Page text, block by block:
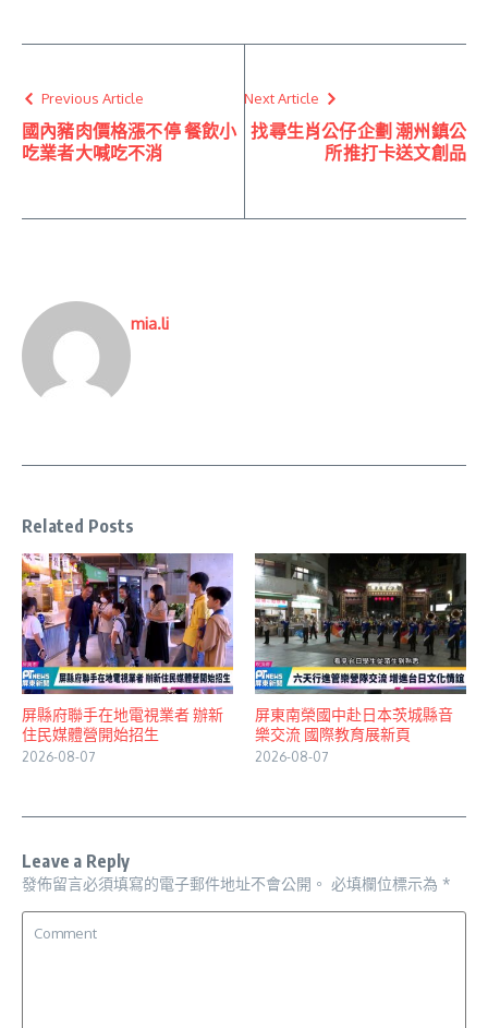
Previous Article
國內豬肉價格漲不停 餐飲小
吃業者大喊吃不消
Next Article
找尋生肖公仔企劃 潮州鎮公
所推打卡送文創品
mia.li
Related Posts
屏縣府聯手在地電視業者 辦新
住民媒體營開始招生
2026-08-07
屏東南榮國中赴日本茨城縣音
樂交流 國際教育展新頁
2026-08-07
Leave a Reply
發佈留言必須填寫的電子郵件地址不會公開。 必填欄位標示為 *